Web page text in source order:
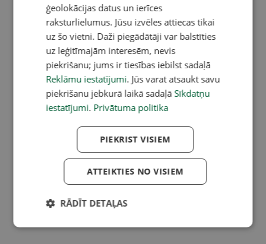
ģeolokācijas datus un ierīces
raksturlielumus. Jūsu izvēles attiecas tikai
uz šo vietni. Daži piegādātāji var balstīties
uz leģitīmajām interesēm, nevis
piekrišanu; jums ir tiesības iebilst sadaļā
Reklāmu iestatījumi. Jūs varat atsaukt savu
piekrišanu jebkurā laikā sadaļā Sīkdatņu
iestatījumi. Privātuma politika
PIEKRIST VISIEM
ATTEIKTIES NO VISIEM
RĀDĪT DETAĻAS